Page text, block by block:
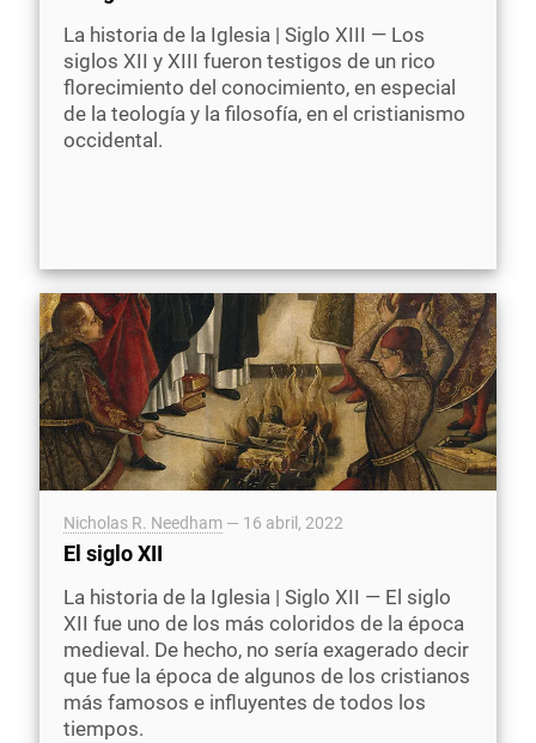
La historia de la Iglesia | Siglo XIII — Los
siglos XII y XIII fueron testigos de un rico
florecimiento del conocimiento, en especial
de la teología y la filosofía, en el cristianismo
occidental.
Nicholas R. Needham — 16 abril, 2022
El siglo XII
La historia de la Iglesia | Siglo XII — El siglo
XII fue uno de los más coloridos de la época
medieval. De hecho, no sería exagerado decir
que fue la época de algunos de los cristianos
más famosos e influyentes de todos los
tiempos.